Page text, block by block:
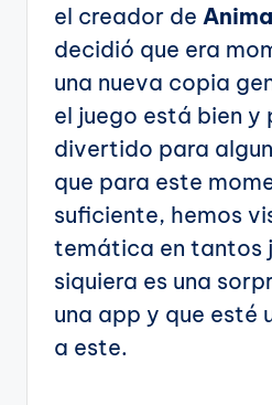
el creador de
decidió que era
una nueva copia
el juego está bien y
divertido para
que para este
suficiente, hemos
temática en tantos
siquiera es una
una app y que esté
a este.